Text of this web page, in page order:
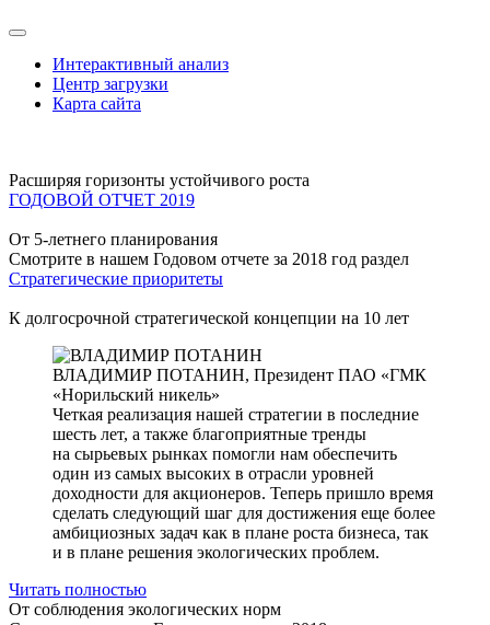
Интерактивный анализ
Центр загрузки
Карта сайта
Расширяя горизонты устойчивого роста
ГОДОВОЙ ОТЧЕТ 2019
От 5-летнего планирования
Смотрите в нашем Годовом отчете за 2018 год раздел
Стратегические приоритеты
К долгосрочной стратегической концепции на 10 лет
ВЛАДИМИР ПОТАНИН, Президент ПАО «ГМК
«Норильский никель»
Четкая реализация нашей стратегии в последние
шесть лет, а также благоприятные тренды
на сырьевых рынках помогли нам обеспечить
один из самых высоких в отрасли уровней
доходности для акционеров. Теперь пришло время
сделать следующий шаг для достижения еще более
амбициозных задач как в плане роста бизнеса, так
и в плане решения экологических проблем.
Читать полностью
От соблюдения экологических норм